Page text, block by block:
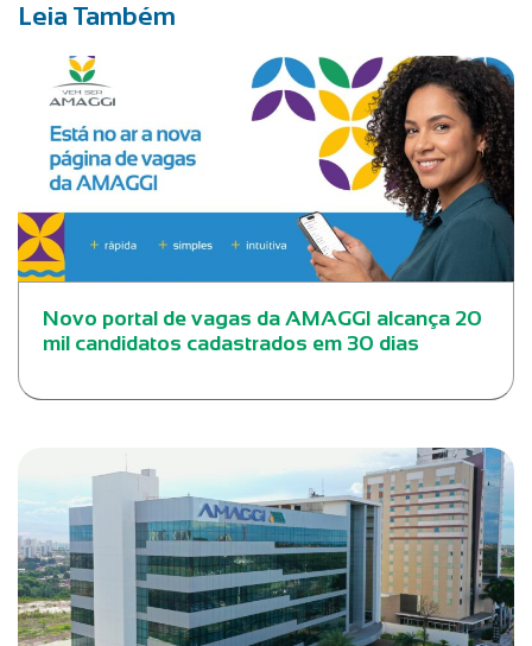
Leia Também
Novo portal de vagas da AMAGGI alcança 20
mil candidatos cadastrados em 30 dias